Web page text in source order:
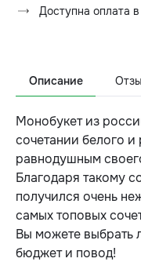
Доступна оплата
Описание
Монобукет из
сочетании белого и
равнодушным
Благодаря такому
получился очень
самых топовых
Вы можете выбрать
бюджет и повод!